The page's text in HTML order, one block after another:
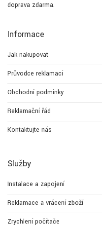
doprava zdarma.
Informace
Jak nakupovat
Průvodce reklamací
Obchodní podmínky
Reklamační řád
Kontaktujte nás
Služby
Instalace a zapojení
Reklamace a vrácení zboží
Zrychlení počítače